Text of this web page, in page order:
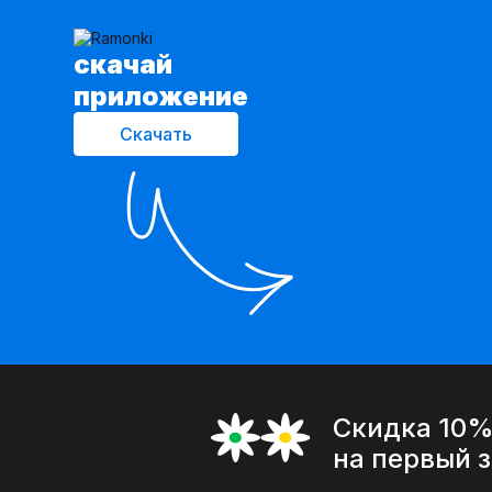
cкачай
приложение
Скачать
Скидка 10%
на первый